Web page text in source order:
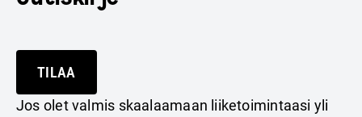
TILAA
Jos olet valmis skaalaamaan liiketoimintaasi yli